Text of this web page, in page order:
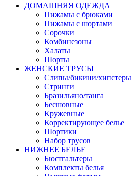
ДОМАШНЯЯ ОДЕЖДА
Пижамы с брюками
Пижамы с шортами
Сорочки
Комбинезоны
Халаты
Шорты
ЖЕНСКИЕ ТРУСЫ
Слипы/бикини/хипстеры
Стринги
Бразильяно/танга
Бесшовные
Кружевные
Корректирующее белье
Шортики
Набор трусов
НИЖНЕЕ БЕЛЬЕ
Бюстгальтеры
Комплекты белья